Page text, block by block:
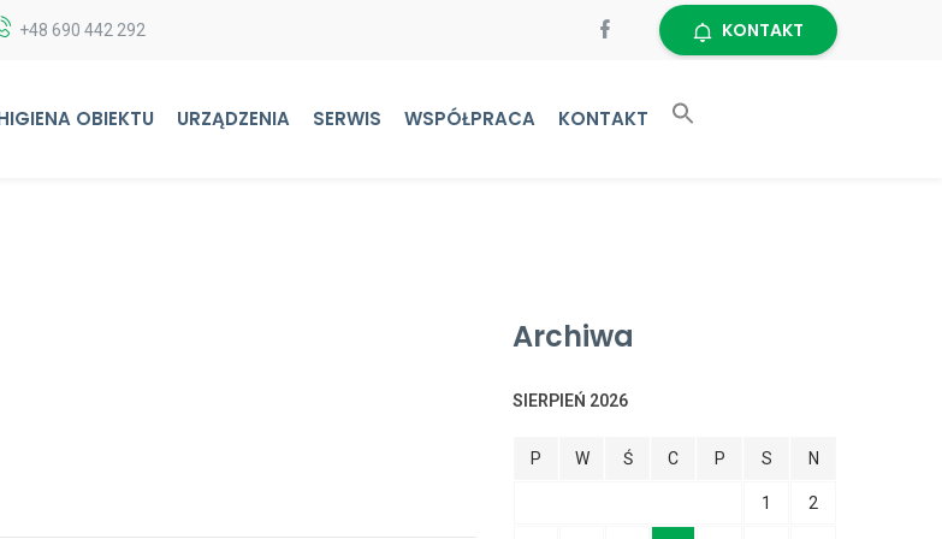
+48 690 442 292 KONTAKT
OBIEKTU URZĄDZENIA SERWIS WSPÓŁPRACA KONTAKT
Archiwa
SIERPIEŃ 2026
P W Ś C P S N
1 2